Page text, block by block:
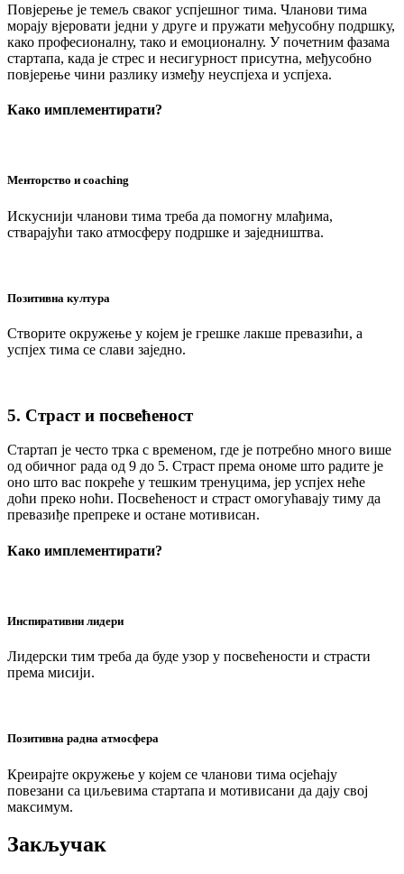
Повјерење је темељ сваког успјешног тима. Чланови тима
морају вјеровати једни у друге и пружати међусобну подршку,
како професионалну, тако и емоционалну. У почетним фазама
стартапа, када је стрес и несигурност присутна, међусобно
повјерење чини разлику између неуспјеха и успјеха.
Како имплементирати?
Менторство и coaching
Искуснији чланови тима треба да помогну млађима,
стварајући тако атмосферу подршке и заједништва.
Позитивна култура
Створите окружење у којем је грешке лакше превазићи, а
успјех тима се слави заједно.
5. Страст и посвећеност
Стартап је често трка с временом, где је потребно много више
од обичног рада од 9 до 5. Страст према ономе што радите је
оно што вас покреће у тешким тренуцима, јер успјех неће
доћи преко ноћи. Посвећеност и страст омогућавају тиму да
превазиђе препреке и остане мотивисан.
Како имплементирати?
Инспиративни лидери
Лидерски тим треба да буде узор у посвећености и страсти
према мисији.
Позитивна радна атмосфера
Креирајте окружење у којем се чланови тима осјећају
повезани са циљевима стартапа и мотивисани да дају свој
максимум.
Закључак